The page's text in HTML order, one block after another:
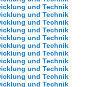
und Technik
und Technik
und Technik
und Technik
und Technik
und Technik
und Technik
und Technik
und Technik
und Technik
und Technik